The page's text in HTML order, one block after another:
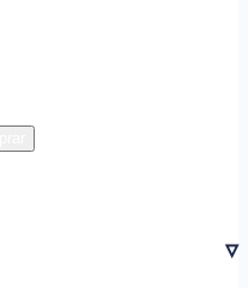
▿